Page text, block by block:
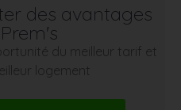
des avantages
du meilleur tarif et
logement